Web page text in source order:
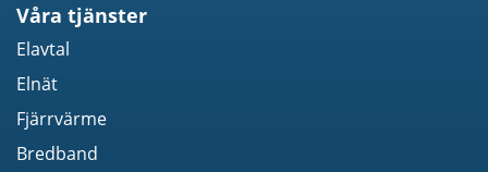
Våra tjänster
Elavtal
Elnät
Fjärrvärme
Bredband